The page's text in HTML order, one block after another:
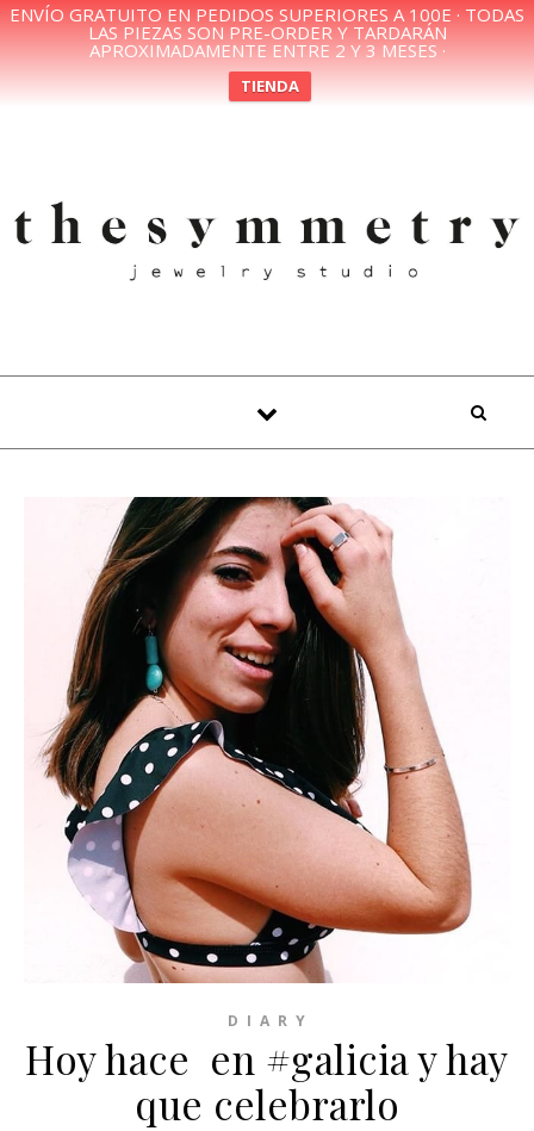
ENVÍO GRATUITO EN PEDIDOS SUPERIORES A 100E · TODAS
LAS PIEZAS SON PRE-ORDER Y TARDARÁN
APROXIMADAMENTE ENTRE 2 Y 3 MESES ·
TIENDA
D I A R Y
Hoy hace ️ en #galicia y hay
que celebrarlo